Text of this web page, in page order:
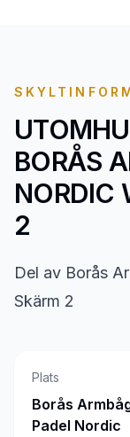
BORÅS
NORDIC
2
Del av Borås
Skärm 2
Plats
Borås
Padel Nordic